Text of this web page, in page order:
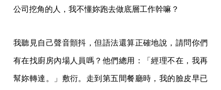
公司挖角的人，我不懂妳跑去做底層工作幹嘛？
我聽見自己聲音顫抖，但語法還算正確地說，請問你們
有在找廚房內場人員嗎？他們總用：「經理不在，我再
幫妳轉達。」敷衍。走到第五間餐廳時，我的臉皮早已